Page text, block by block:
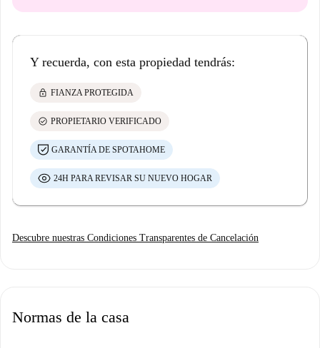
Y recuerda, con esta propiedad tendrás:
lock FIANZA PROTEGIDA
check_circle PROPIETARIO VERIFICADO
GARANTÍA DE SPOTAHOME
24H PARA REVISAR SU NUEVO HOGAR
Descubre nuestras Condiciones Transparentes de Cancelación
Normas de la casa